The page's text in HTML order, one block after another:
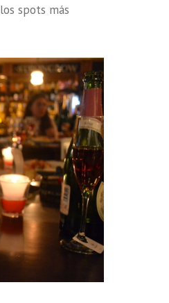
spots más